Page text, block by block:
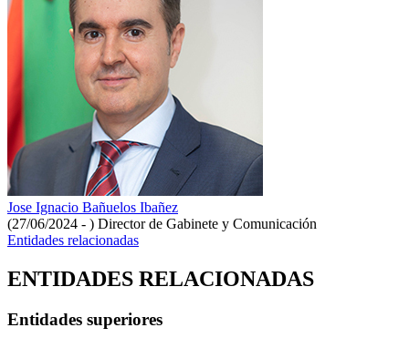
Jose Ignacio Bañuelos Ibañez
(27/06/2024 - ) Director de Gabinete y Comunicación
Entidades relacionadas
ENTIDADES RELACIONADAS
Entidades superiores